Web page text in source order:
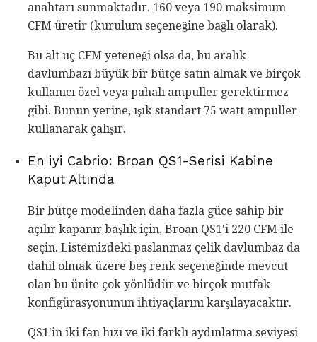
anahtarı sunmaktadır. 160 veya 190 maksimum
CFM üretir (kurulum seçeneğine bağlı olarak).
Bu alt uç CFM yeteneği olsa da, bu aralık
davlumbazı büyük bir bütçe satın almak ve birçok
kullanıcı özel veya pahalı ampuller gerektirmez
gibi. Bunun yerine, ışık standart 75 watt ampuller
kullanarak çalışır.
En iyi Cabrio: Broan QS1-Serisi Kabine
Kaput Altında
Bir bütçe modelinden daha fazla güce sahip bir
açılır kapanır başlık için, Broan QS1'i 220 CFM ile
seçin. Listemizdeki paslanmaz çelik davlumbaz da
dahil olmak üzere beş renk seçeneğinde mevcut
olan bu ünite çok yönlüdür ve birçok mutfak
konfigürasyonunun ihtiyaçlarını karşılayacaktır.
QS1'in iki fan hızı ve iki farklı aydınlatma seviyesi